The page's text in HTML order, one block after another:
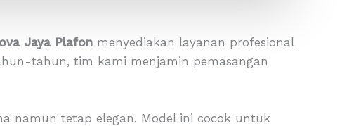
Jaya Plafon menyediakan layanan profesional
tahun, tim kami menjamin pemasangan
namun tetap elegan. Model ini cocok untuk